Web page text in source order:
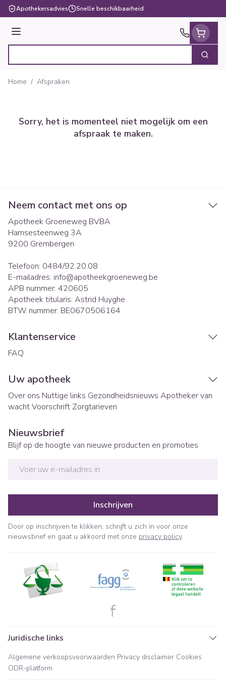
Ga naar de inhoud
Apothekersadvies Snelle beschikbaarheid
Menu
Zoek
Home / Afspraken
Sorry, het is momenteel niet mogelijk om een
afspraak te maken.
Neem contact met ons op
Apotheek Groeneweg BVBA
Hamsesteenweg 3A
9200 Grembergen
Telefoon: 0484/92.20.08
E-mailadres: info@apotheekgroeneweg.be
APB nummer: 420605
Apotheek titularis: Astrid Huyghe
BTW nummer: BE0670506164
Klantenservice
FAQ
Uw apotheek
Over ons Nuttige links Gezondheidsnieuws Apotheker van
wachtVoorschrift Zorgtarieven
Nieuwsbrief
Blijf op de hoogte van nieuwe producten en promoties
Inschrijven
Door op inschrijven te klikken, schrijft u zich in voor onze
nieuwsbrief en gaat u akkoord met onze privacy policy.
Juridische links
Algemene verkoopsvoorwaarden Privacy disclaimer Cookies
ODR-platform